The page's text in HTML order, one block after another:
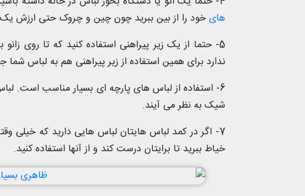
هایخود را از بین ببرید چون چین و چروک حتی ارزش یک
5- حتما از یک زیر پیراهنی استفاده کنید که تا روی
ندارد برای همین استفاده از زیر پیراهنی هم به لباس
6- استفاده از لباس های پارچه ای بسیار مناسب است.
شیک به نظر می آیند.
7- اگر در کمد لباس هایتان لباس هایی دارید که
خیاط ببرید تا برایتان درست کند و از آنها استفاده کنید.